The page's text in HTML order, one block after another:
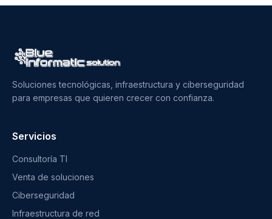
Soluciones tecnológicas, infraestructura y ciberseguridad
para empresas que quieren crecer con confianza.
Servicios
Consultoría TI
Venta de soluciones
Ciberseguridad
Infraestructura de red